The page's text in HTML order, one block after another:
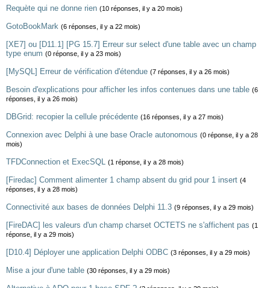
Requète qui ne donne rien (10 réponses, il y a 20 mois)
GotoBookMark (6 réponses, il y a 22 mois)
[XE7] ou [D11.1] [PG 15.7] Erreur sur select d'une table avec un champ
type enum (0 réponse, il y a 23 mois)
[MySQL] Erreur de vérification d'étendue (7 réponses, il y a 26 mois)
Besoin d'explications pour afficher les infos contenues dans une table (6
réponses, il y a 26 mois)
DBGrid: recopier la cellule précédente (16 réponses, il y a 27 mois)
Connexion avec Delphi à une base Oracle autonomous (0 réponse, il y a 28
mois)
TFDConnection et ExecSQL (1 réponse, il y a 28 mois)
[Firedac] Comment alimenter 1 champ absent du grid pour 1 insert (4
réponses, il y a 28 mois)
Connectivité aux bases de données Delphi 11.3 (9 réponses, il y a 29 mois)
[FireDAC] les valeurs d'un champ charset OCTETS ne s'affichent pas (1
réponse, il y a 29 mois)
[D10.4] Déployer une application Delphi ODBC (3 réponses, il y a 29 mois)
Mise a jour d'une table (30 réponses, il y a 29 mois)